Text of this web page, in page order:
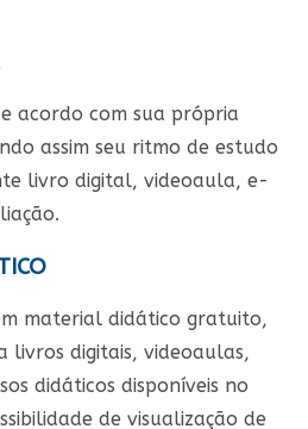
acordo com sua própria
assim seu ritmo de estudo
livro digital, videoaula, e-
material didático gratuito,
livros digitais, videoaulas,
didáticos disponíveis no
de visualização de